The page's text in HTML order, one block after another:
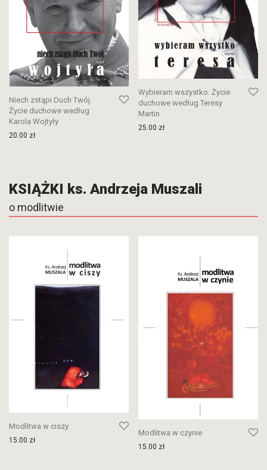
Niech zstąpi Duch Twój.
Życie duchowe według
Karola Wojtyły
20.00 zł
Wybieram wszystko. Życie
duchowe według Teresy
Martin
25.00 zł
KSIĄŻKI ks. Andrzeja Muszali
o modlitwie
Modlitwa w ciszy
15.00 zł
Modlitwa w czynie
15.00 zł